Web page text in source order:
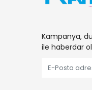
Kampanya,
ile haberdar